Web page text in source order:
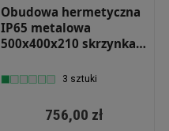
Obudowa hermetyczna
IP65 metalowa
500x400x210 skrzynka
3 sztuki
756,00 zł